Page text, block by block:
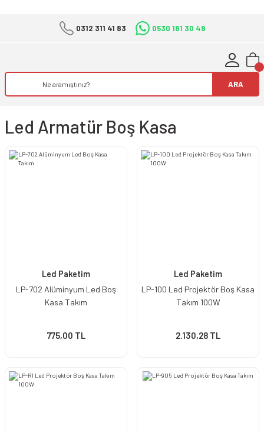
0312 311 41 83 0530 181 30 49
ARA
Led Armatür Boş Kasa
Led Paketim
LP-702 Alüminyum Led Boş
Kasa Takım
775,00 TL
Led Paketim
LP-100 Led Projektör Boş Kasa
Takım 100W
2.130,28 TL